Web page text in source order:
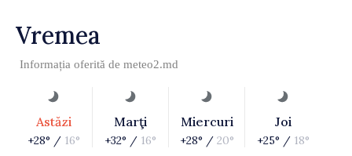
Vremea
Informația oferită de meteo2.md
Astăzi
+28° / 16°
Marţi
+32° / 16°
Miercuri
+28° / 20°
Joi
+25° / 18°